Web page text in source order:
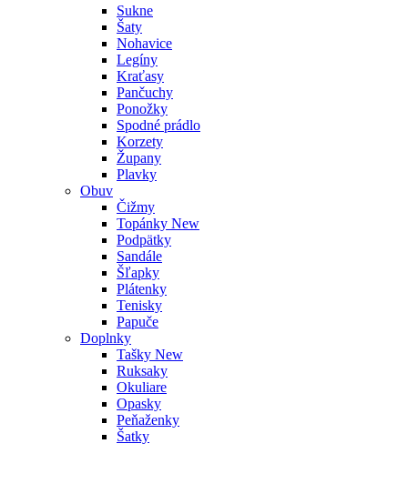
Sukne
Šaty
Nohavice
Legíny
Kraťasy
Pančuchy
Ponožky
Spodné prádlo
Korzety
Župany
Plavky
Obuv
Čižmy
Topánky New
Podpätky
Sandále
Šľapky
Plátenky
Tenisky
Papuče
Doplnky
Tašky New
Ruksaky
Okuliare
Opasky
Peňaženky
Šatky